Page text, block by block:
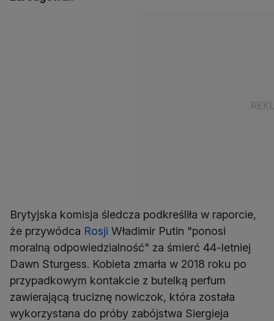
Brytyjska komisja śledcza podkreśliła w raporcie,
że przywódca Rosji Władimir Putin "ponosi
moralną odpowiedzialność" za śmierć 44-letniej
Dawn Sturgess. Kobieta zmarła w 2018 roku po
przypadkowym kontakcie z butelką perfum
zawierającą truciznę nowiczok, która została
wykorzystana do próby zabójstwa Siergieja